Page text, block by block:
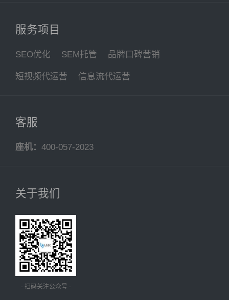
服务项目
SEO优化 SEM托管 品牌口碑营销
短视频代运营 信息流代运营
客服
座机： 400-057-2023
关于我们
- 扫码关注公众号 -